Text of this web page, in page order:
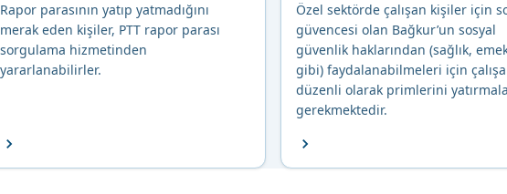
Rapor parasının yatıp yatmadığını
merak eden kişiler, PTT rapor parası
sorgulama hizmetinden
yararlanabilirler.
Özel sektörde çalışan kişiler için
güvencesi olan Bağkur’un sosyal
güvenlik haklarından (sağlık,
gibi) faydalanabilmeleri için
düzenli olarak primlerini
gerekmektedir.